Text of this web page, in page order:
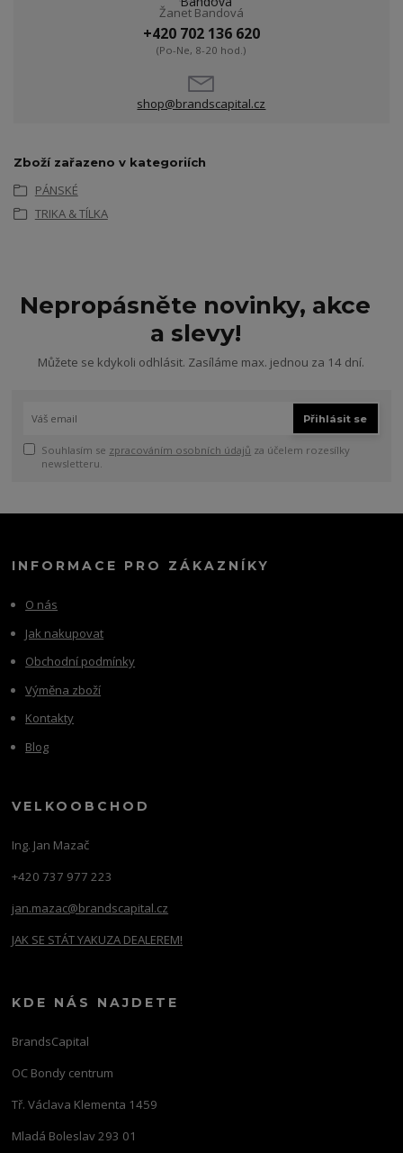
Žanet Bandová
+420 702 136 620
(Po-Ne, 8-20 hod.)
shop@brandscapital.cz
Zboží zařazeno v kategoriích
PÁNSKÉ
TRIKA & TÍLKA
Nepropásněte novinky, akce
a slevy!
Můžete se kdykoli odhlásit. Zasíláme max. jednou za 14 dní.
Přihlásit se
Souhlasím se zpracováním osobních údajů za účelem rozesílky
newsletteru.
INFORMACE PRO ZÁKAZNÍKY
O nás
Jak nakupovat
Obchodní podmínky
Výměna zboží
Kontakty
Blog
VELKOOBCHOD
Ing. Jan Mazač
+420 737 977 223
jan.mazac@brandscapital.cz
JAK SE STÁT YAKUZA DEALEREM!
KDE NÁS NAJDETE
BrandsCapital
OC Bondy centrum
Tř. Václava Klementa 1459
Mladá Boleslav 293 01